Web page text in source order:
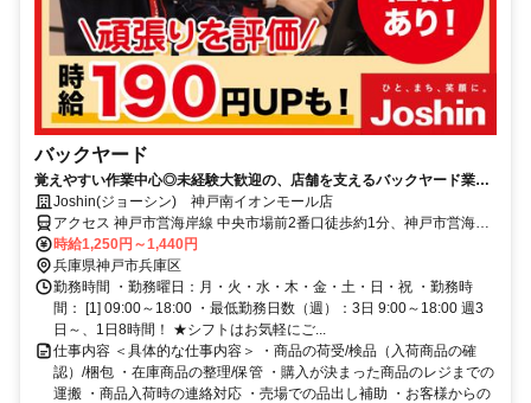
バックヤード
覚えやすい作業中心◎未経験大歓迎の、店舗を支えるバックヤード業
務！Joshin(ジョーシン) 神戸南イオンモール店
アクセス 神戸市営海岸線 中央市場前2番口徒歩約1分、神戸市営海岸
線 和田岬3番口徒歩約12分、ＪＲ山陽本線〔和田岬線〕 和田岬徒歩
約14分
時給1,250円～1,440円
兵庫県神戸市兵庫区
勤務時間 ・勤務曜日：月・火・水・木・金・土・日・祝 ・勤務時
間： [1] 09:00～18:00 ・最低勤務日数（週）：3日 9:00～18:00 週3
日～、1日8時間！ ★シフトはお気軽にご...
仕事内容 ＜具体的な仕事内容＞ ・商品の荷受/検品（入荷商品の確
認）/梱包 ・在庫商品の整理/保管 ・購入が決まった商品のレジまでの
運搬 ・商品入荷時の連絡対応 ・売場での品出し補助 ・お客様からの